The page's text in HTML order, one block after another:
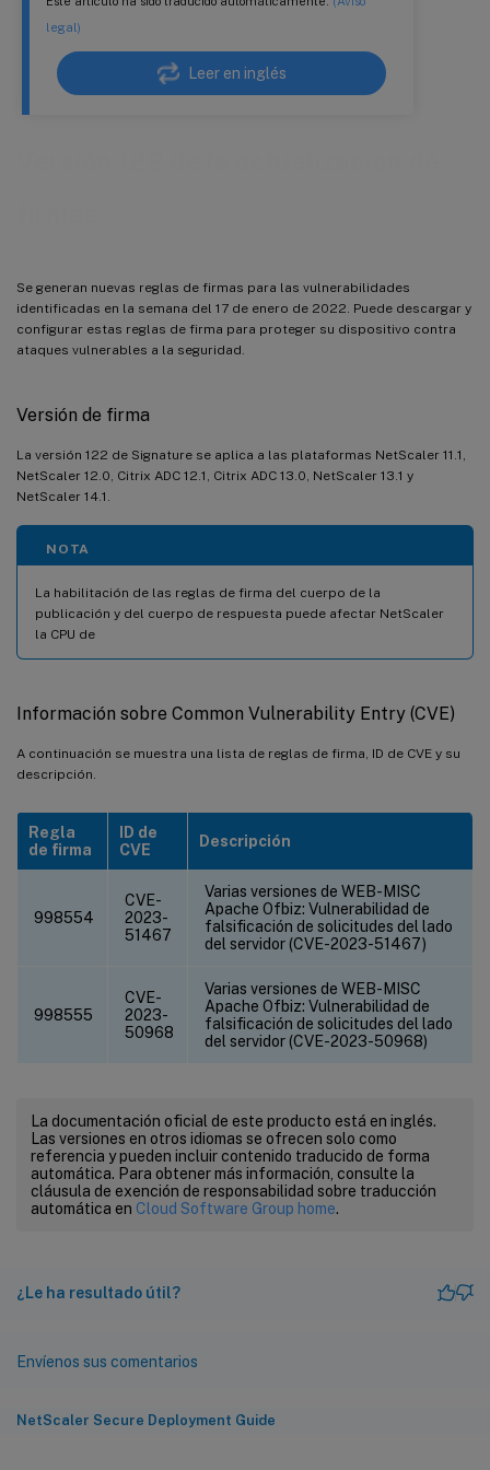
legal)
Leer en inglés
Se generan nuevas reglas de firmas para las vulnerabilidades
identificadas en la semana del 17 de enero de 2022. Puede descargar y
configurar estas reglas de firma para proteger su dispositivo contra
ataques vulnerables a la seguridad.
Versión de firma
La versión 122 de Signature se aplica a las plataformas NetScaler 11.1,
NetScaler 12.0, Citrix ADC 12.1, Citrix ADC 13.0, NetScaler 13.1 y
NetScaler 14.1.
NOTA
La habilitación de las reglas de firma del cuerpo de la
publicación y del cuerpo de respuesta puede afectar NetScaler
la CPU de
Información sobre Common Vulnerability Entry (CVE)
A continuación se muestra una lista de reglas de firma, ID de CVE y su
descripción.
Regla
de firma
ID de
CVE
Descripción
998554
CVE-
2023-
51467
Varias versiones de WEB-MISC
Apache Ofbiz: Vulnerabilidad de
falsificación de solicitudes del lado
del servidor (CVE-2023-51467)
998555
CVE-
2023-
50968
Varias versiones de WEB-MISC
Apache Ofbiz: Vulnerabilidad de
falsificación de solicitudes del lado
del servidor (CVE-2023-50968)
La documentación oficial de este producto está en inglés.
Las versiones en otros idiomas se ofrecen solo como
referencia y pueden incluir contenido traducido de forma
automática. Para obtener más información, consulte la
cláusula de exención de responsabilidad sobre traducción
automática en Cloud Software Group home.
¿Le ha resultado útil?
Envíenos sus comentarios
NetScaler Secure Deployment Guide